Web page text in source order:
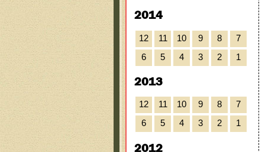
2014
12 11 10 9 8
7
6
5 4 3 2 1
2013
12 11 10 9 8
7
6
5 4 3 2 1
2012